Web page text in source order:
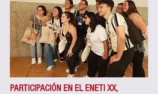
PARTICIPACIÓN EN EL ENETI XX,